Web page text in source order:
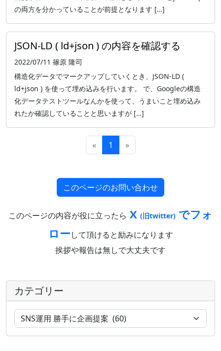
の両方を分かっていることが前提となります […]
JSON-LD ( ld+json ) の内容を確認する
2022/07/11 篠原 隆司
構造化データでマークアップしていくとき、JSON-LD (
ld+json ) を使って埋め込みを行います。 で、Googleの構造
化データテストツールなんかを使って、うまいこと埋め込み
れたか確認していることと思いますが […]
« 1 »
このページのお問い合わせ
このページの内容が役に立ったら X (旧twitter) でフォ
ローして頂けると励みになります
挨拶や報告は無しで大丈夫です
カテゴリー